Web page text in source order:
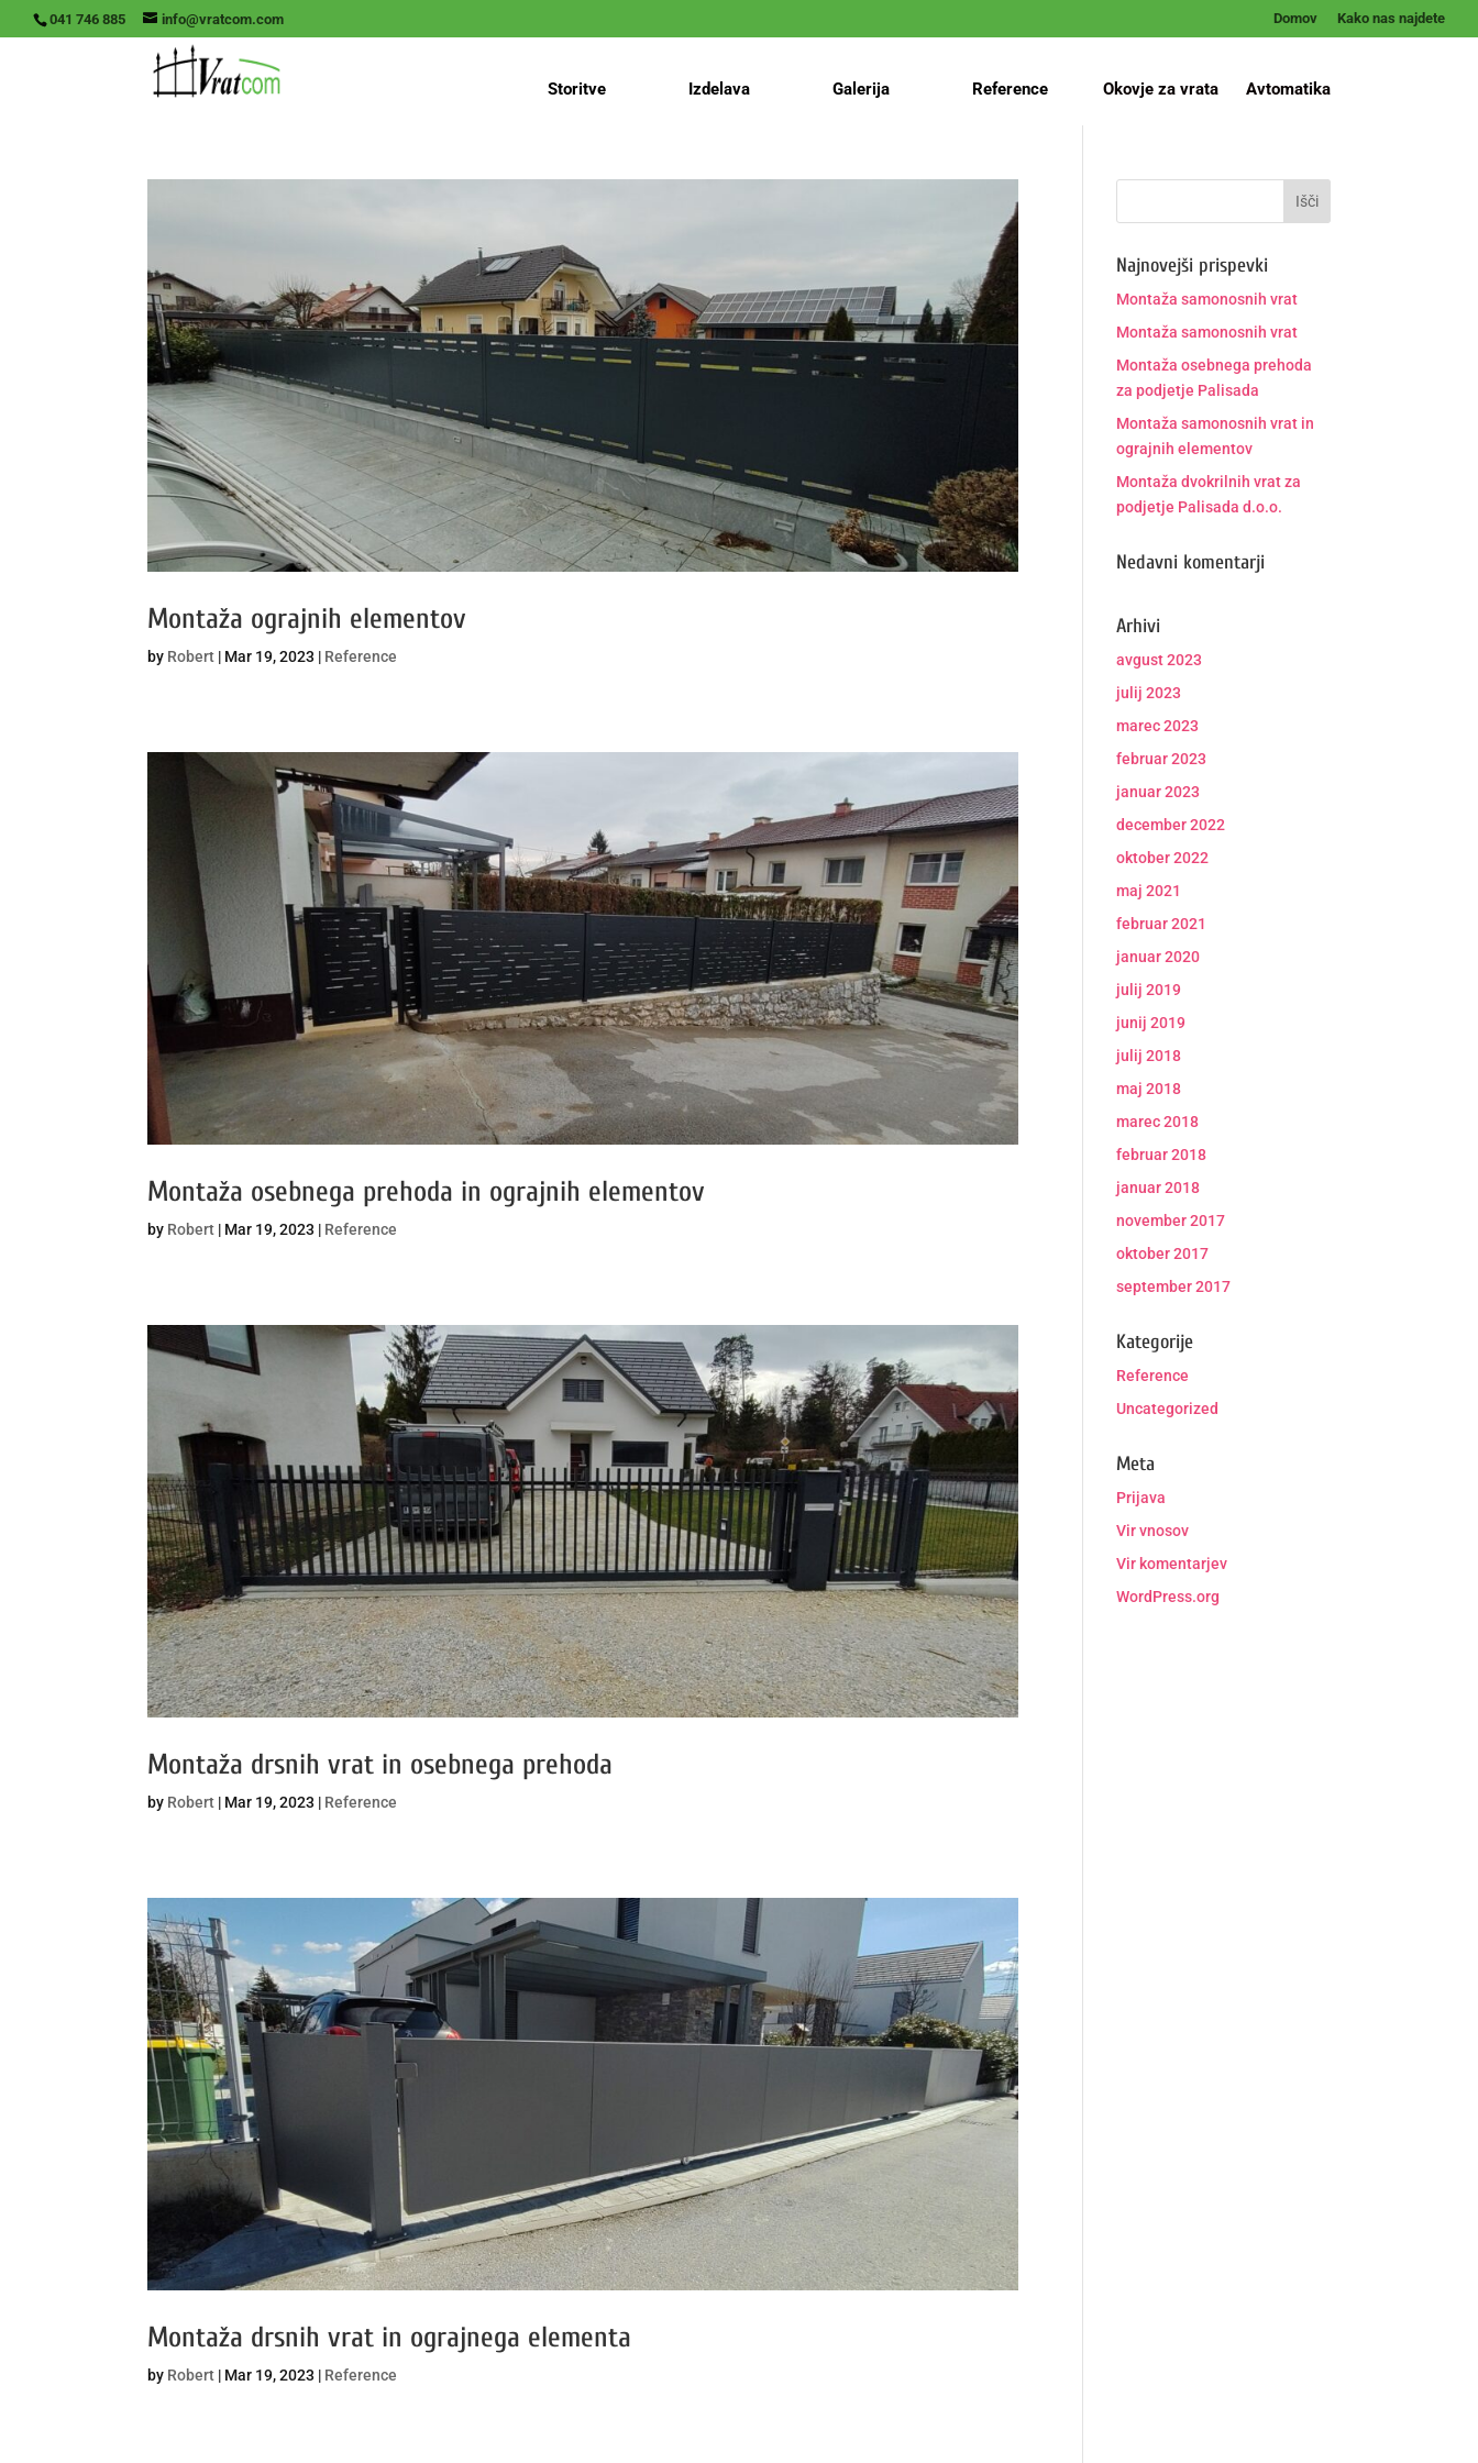
041 746 885 info@vratcom.com Domov Kako nas najdete
Storitve Izdelava Galerija Reference Okovje za vrata Avtomatika
Montaža ograjnih elementov
by Robert | Mar 19, 2023 | Reference
Montaža osebnega prehoda in ograjnih elementov
by Robert | Mar 19, 2023 | Reference
Montaža drsnih vrat in osebnega prehoda
by Robert | Mar 19, 2023 | Reference
Montaža drsnih vrat in ograjnega elementa
by Robert | Mar 19, 2023 | Reference
Najnovejši prispevki
Montaža samonosnih vrat
Montaža samonosnih vrat
Montaža osebnega prehoda
za podjetje Palisada
Montaža samonosnih vrat in
ograjnih elementov
Montaža dvokrilnih vrat za
podjetje Palisada d.o.o.
Nedavni komentarji
Arhivi
avgust 2023
julij 2023
marec 2023
februar 2023
januar 2023
december 2022
oktober 2022
maj 2021
februar 2021
januar 2020
julij 2019
junij 2019
julij 2018
maj 2018
marec 2018
februar 2018
januar 2018
november 2017
oktober 2017
september 2017
Kategorije
Reference
Uncategorized
Meta
Prijava
Vir vnosov
Vir komentarjev
WordPress.org